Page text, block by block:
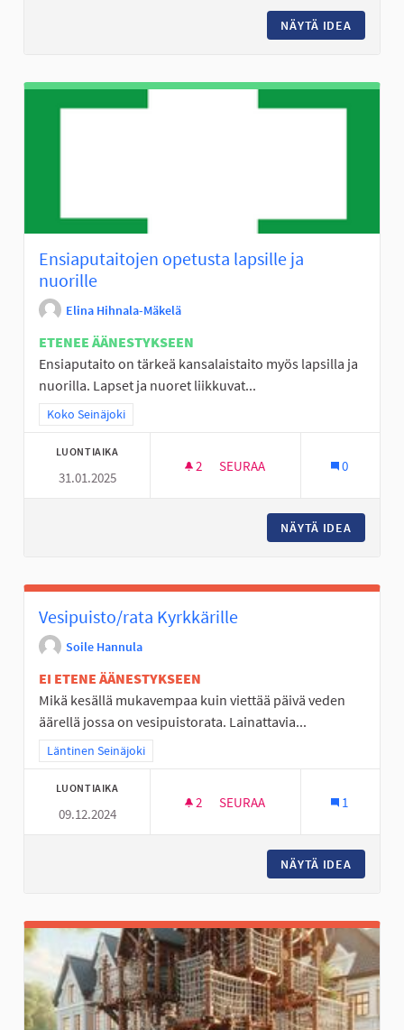
NÄYTÄ IDEA
Ensiaputaitojen opetusta lapsille ja
nuorille
Elina Hihnala-Mäkelä
ETENEE ÄÄNESTYKSEEN
Ensiaputaito on tärkeä kansalaistaito myös lapsilla ja
nuorilla. Lapset ja nuoret liikkuvat...
Rajaa tulokset teeman mukaan: Koko Seinäjoki
Koko Seinäjoki
LUONTIAIKA
31.01.2025
2 2 SEURAAJAA
SEURAA 0
NÄYTÄ IDEA
Vesipuisto/rata Kyrkkärille
Soile Hannula
EI ETENE ÄÄNESTYKSEEN
Mikä kesällä mukavempaa kuin viettää päivä veden
äärellä jossa on vesipuistorata. Lainattavia...
Rajaa tulokset teeman mukaan: Läntinen Seinäjoki
Läntinen Seinäjoki
LUONTIAIKA
09.12.2024
2 2 SEURAAJAA
SEURAA 1
NÄYTÄ IDEA